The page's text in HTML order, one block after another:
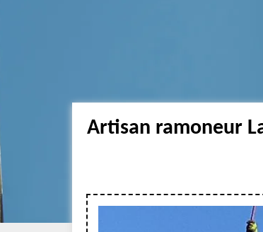
Artisan ramoneur